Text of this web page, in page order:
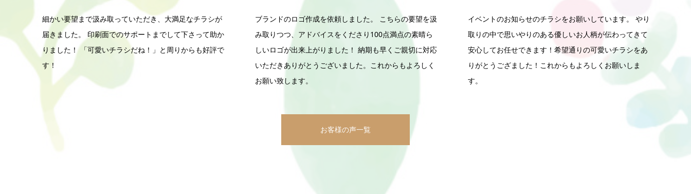
まで汲み取っていただき、大満足なチラシが
。 印刷面でのサポートまでして下さって助か
「可愛いチラシだね！」と周りからも好評で
ブランドのロゴ作成を依頼しました。 こちらの要望を汲
み取りつつ、アドバイスをくださり100点満点の素晴ら
しいロゴが出来上がりました！ 納期も早くご親切に対応
いただきありがとうございました。これからもよろしく
イベントのお知らせのチラシをお願いしています。 やり
取りの中で思いやりのある優しいお人柄が伝わってきて
安心してお任せできます！希望通りの可愛いチラシをあ
りがとうござました！これからもよろしくお願いしま
制服につける名札を作
ご対応に加えて、納品
顧客の声をしっかり聞
ネスにかけがえのない
お客様の声一覧